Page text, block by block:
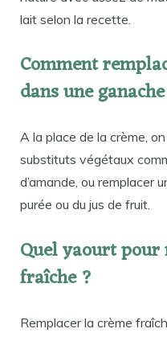
lait selon la recette.
Comment
dans une
A la place de la crème,
substituts végétaux
d’amande, ou remplacer
purée ou du jus de fruit.
Quel yaourt
fraîche ?
Remplacer la crème